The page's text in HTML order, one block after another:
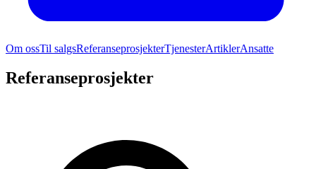
Om ossTil salgsReferanseprosjekterTjenesterArtiklerAnsatte
Referanseprosjekter